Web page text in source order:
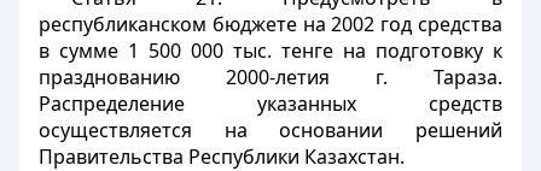
республиканском бюджете на 2002 год средства
в сумме 1 500 000 тыс. тенге на подготовку к
празднованию 2000-летия г. Тараза.
Распределение указанных средств
осуществляется на основании решений
Правительства Республики Казахстан.